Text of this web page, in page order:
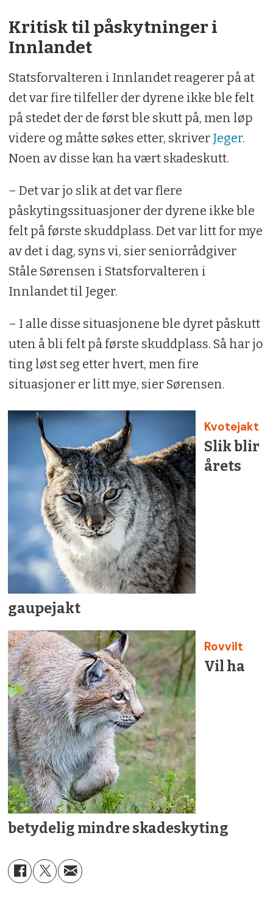
Kritisk til påskytninger i
Innlandet
Statsforvalteren i Innlandet reagerer på at
det var fire tilfeller der dyrene ikke ble felt
på stedet der de først ble skutt på, men løp
videre og måtte søkes etter, skriver Jeger.
Noen av disse kan ha vært skadeskutt.
– Det var jo slik at det var flere
påskytingssituasjoner der dyrene ikke ble
felt på første skuddplass. Det var litt for mye
av det i dag, syns vi, sier seniorrådgiver
Ståle Sørensen i Statsforvalteren i
Innlandet til Jeger.
– I alle disse situasjonene ble dyret påskutt
uten å bli felt på første skuddplass. Så har jo
ting løst seg etter hvert, men fire
situasjoner er litt mye, sier Sørensen.
Kvotejakt
Slik blir
årets
gaupejakt
Rovvilt
Vil ha
betydelig mindre skadeskyting